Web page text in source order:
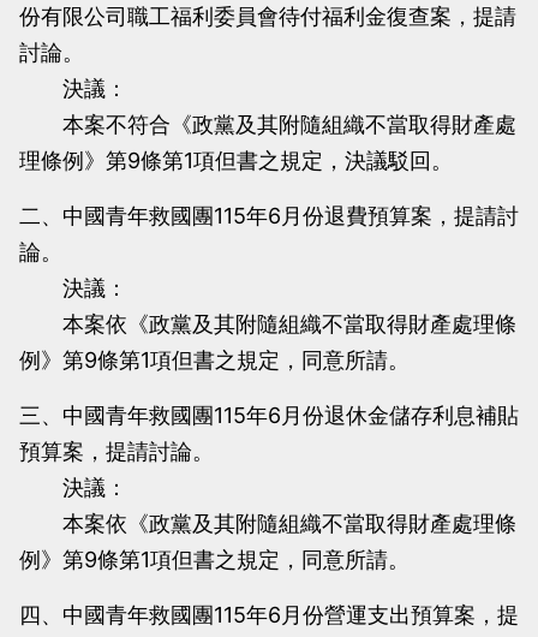
份有限公司職工福利委員會待付福利金復查案，提請
討論。
決議：
本案不符合《政黨及其附隨組織不當取得財產處
理條例》第9條第1項但書之規定，決議駁回。
二、中國青年救國團115年6月份退費預算案，提請討
論。
決議：
本案依《政黨及其附隨組織不當取得財產處理條
例》第9條第1項但書之規定，同意所請。
三、中國青年救國團115年6月份退休金儲存利息補貼
預算案，提請討論。
決議：
本案依《政黨及其附隨組織不當取得財產處理條
例》第9條第1項但書之規定，同意所請。
四、中國青年救國團115年6月份營運支出預算案，提